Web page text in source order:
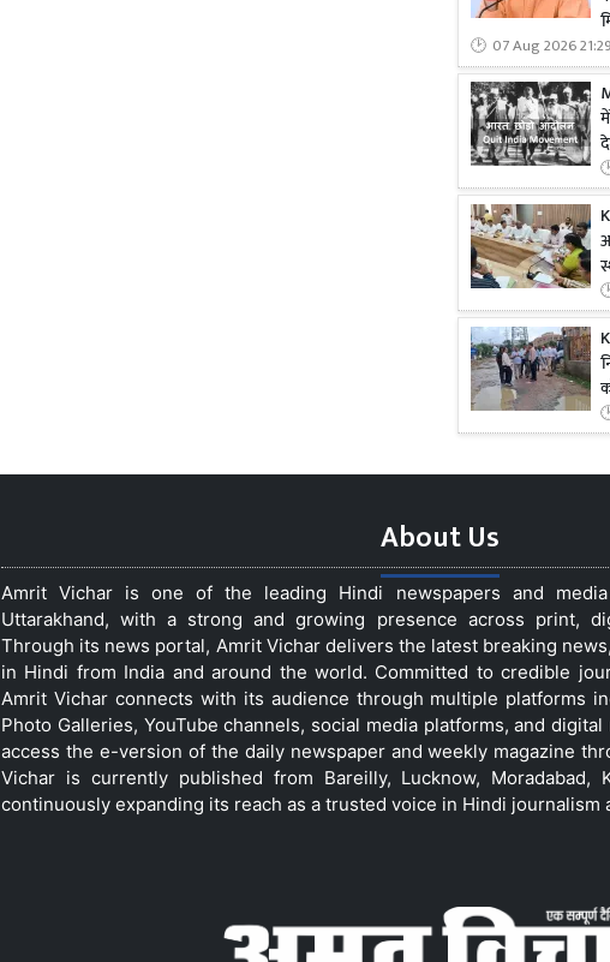
07 Aug 2026
About Us
Amrit Vichar is one of the leading Hindi newspapers and
Uttarakhand, with a strong and growing presence across print,
Through its news portal, Amrit Vichar delivers the latest breaking
in Hindi from India and around the world. Committed to credible
Amrit Vichar connects with its audience through multiple platforms
Photo Galleries, YouTube channels, social media platforms, and
access the e-version of the daily newspaper and weekly magazine
Vichar is currently published from Bareilly, Lucknow, Moradabad,
continuously expanding its reach as a trusted voice in Hindi journalism